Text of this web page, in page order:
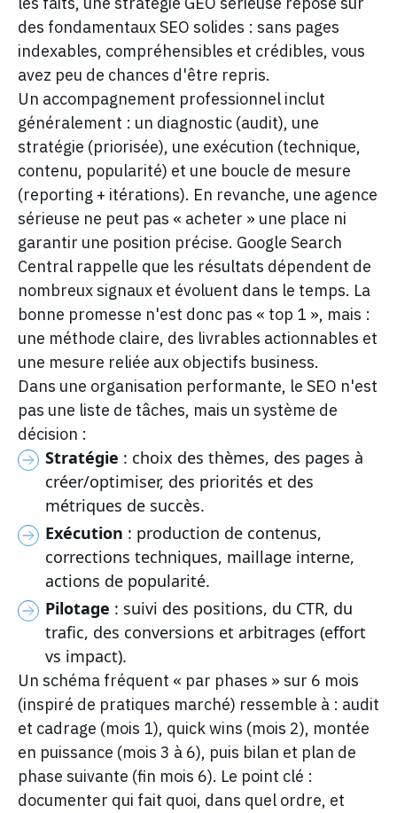
des fondamentaux SEO solides : sans pages
indexables, compréhensibles et crédibles, vous
avez peu de chances d'être repris.
Un accompagnement professionnel inclut
généralement : un diagnostic (audit), une
stratégie (priorisée), une exécution (technique,
contenu, popularité) et une boucle de mesure
(reporting + itérations). En revanche, une agence
sérieuse ne peut pas « acheter » une place ni
garantir une position précise. Google Search
Central rappelle que les résultats dépendent de
nombreux signaux et évoluent dans le temps. La
bonne promesse n'est donc pas « top 1 », mais :
une méthode claire, des livrables actionnables et
une mesure reliée aux objectifs business.
Dans une organisation performante, le SEO n'est
pas une liste de tâches, mais un système de
décision :
Stratégie : choix des thèmes, des pages à
créer/optimiser, des priorités et des
métriques de succès.
Exécution : production de contenus,
corrections techniques, maillage interne,
actions de popularité.
Pilotage : suivi des positions, du CTR, du
trafic, des conversions et arbitrages (effort
vs impact).
Un schéma fréquent « par phases » sur 6 mois
(inspiré de pratiques marché) ressemble à : audit
et cadrage (mois 1), quick wins (mois 2), montée
en puissance (mois 3 à 6), puis bilan et plan de
phase suivante (fin mois 6). Le point clé :
documenter qui fait quoi, dans quel ordre, et